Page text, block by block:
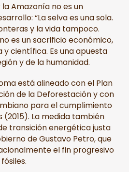
Amazonía no es un
“La selva es una sola.
y la vida tampoco.
es un sacrificio económico,
y científica. Es una apuesta
y de la humanidad.
está alineado con el Plan
de la Deforestación y con
para el cumplimiento
(2015). La medida también
transición energética justa
de Gustavo Petro, que
el fin progresivo